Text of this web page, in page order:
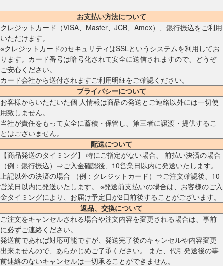
お支払い方法について
クレジットカード（VISA、Master、JCB、Amex）、銀行振込をご利用
いただけます。
※クレジットカードのセキュリティはSSLというシステムを利用してお
ります。カード番号は暗号化されて安全に送信されますので、どうぞ
ご安心ください。
カード会社から送付されますご利用明細をご確認ください。
プライバシーについて
お客様からいただいた個 人情報は商品の発送とご連絡以外には一切使
用致しません。
当社が責任をもって安全に蓄積・保管し、第三者に譲渡・提供するこ
とはございません。
配送について
【商品発送のタイミング】 特にご指定がない場合、 前払い決済の場合
（例：銀行振込）⇒ご入金確認後、10営業日以内に発送いたします。
上記以外の決済の場合 （例：クレジットカード）⇒ご注文確認後、10
営業日以内に発送いたします。 ※発送前支払いの場合は、お客様のご入
金タイミングにより、お届け予定日が2日前後することがございます。
返品、交換について
ご注文をキャンセルされる場合や注文内容を変更される場合は、事前
に必ずご連絡ください。
発送前であれば対応可能ですが、発送完了後のキャンセルや内容変更
出来ませんので、あらかじめご了承ください。 また、代引発送後の事
前連絡のないキャンセルは一切承ることができません。